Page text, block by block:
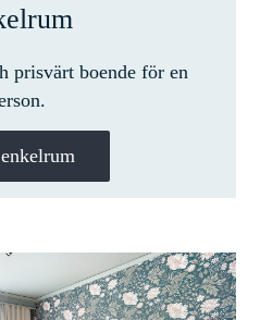
prisvärt boende för en